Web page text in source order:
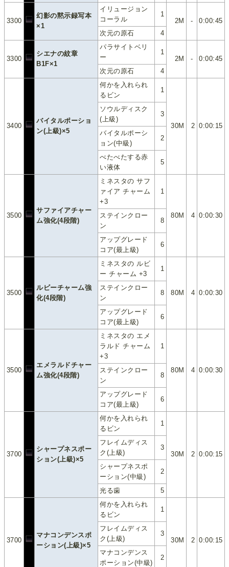
3300
幻影の黙示録写本
×1
イリュージョン
コーラル
1
2M
-
0:00:45
次元の原石
4
3300
シエナの紋章
B1F×1
パラサイトベリ
ー
1
2M
-
0:00:45
次元の原石
4
3400
バイタルポーショ
ン(上級)×5
何かを入れられ
るビン
1
30M 2 0:00:15
ソウルディスク
(上級)
3
バイタルポーシ
ョン(中級)
2
べたべたする赤
い液体
5
3500
サファイアチャー
ム強化(4段階)
ミネスタの サフ
ァイア チャーム
+3
1
80M 4 0:00:30
ステインクロー
ン
8
アップグレード
コア(最上級)
6
3500
ルビーチャーム強
化(4段階)
ミネスタの ルビ
ー チャーム +3
1
80M 4 0:00:30
ステインクロー
ン
8
アップグレード
コア(最上級)
6
3500
エメラルドチャー
ム強化(4段階)
ミネスタの エメ
ラルド チャーム
+3
1
80M 4 0:00:30
ステインクロー
ン
8
アップグレード
コア(最上級)
6
3700
シャープネスポー
ション(上級)×5
何かを入れられ
るビン
1
30M 2 0:00:15
フレイムディス
ク(上級)
3
シャープネスポ
ーション(中級)
2
光る歯 5
3700
マナコンデンスポ
ーション(上級)×5
何かを入れられ
るビン
1
30M 2 0:00:15
フレイムディス
ク(上級)
3
マナコンデンス
ポーション(中級)
2